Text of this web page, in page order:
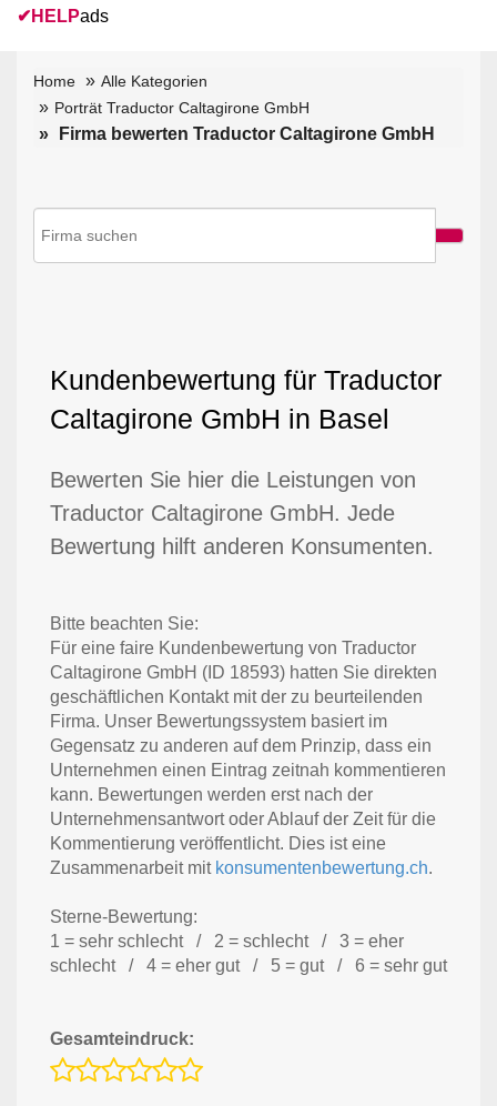
✔ HELPads
Home
Alle Kategorien
Porträt Traductor Caltagirone GmbH
Firma bewerten Traductor Caltagirone GmbH
Kundenbewertung für Traductor
Caltagirone GmbH in Basel
Bewerten Sie hier die Leistungen von
Traductor Caltagirone GmbH. Jede
Bewertung hilft anderen Konsumenten.
Bitte beachten Sie:
Für eine faire Kundenbewertung von Traductor
Caltagirone GmbH (ID 18593) hatten Sie direkten
geschäftlichen Kontakt mit der zu beurteilenden
Firma. Unser Bewertungssystem basiert im
Gegensatz zu anderen auf dem Prinzip, dass ein
Unternehmen einen Eintrag zeitnah kommentieren
kann. Bewertungen werden erst nach der
Unternehmensantwort oder Ablauf der Zeit für die
Kommentierung veröffentlicht. Dies ist eine
Zusammenarbeit mit konsumentenbewertung.ch.
Sterne-Bewertung:
1 = sehr schlecht / 2 = schlecht / 3 = eher
schlecht / 4 = eher gut / 5 = gut / 6 = sehr gut
Gesamteindruck: